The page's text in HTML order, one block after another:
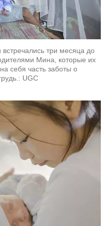
три месяца до
Мина, которые их
себя часть заботы о
UGC